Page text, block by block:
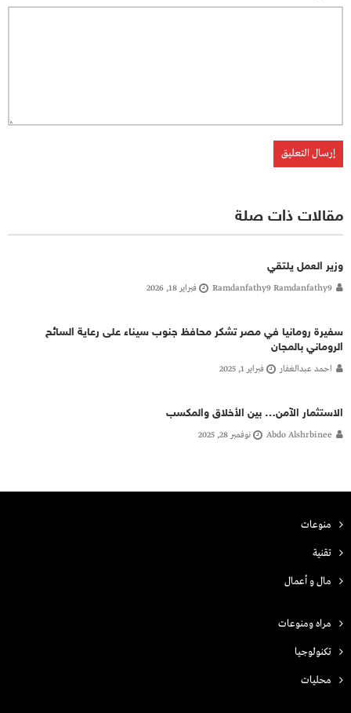
مقالات ذات صلة
وزير العمل يلتقي
Ramdanfathy9 Ramdanfathy9 فبراير 18, 2026
سفيرة رومانيا في مصر تشكر محافظ جنوب سيناء على رعاية السائح
الروماني بالمجان
احمد عبدالغفار فبراير 1, 2025
الاستثمار الآمن… بين الأخلاق والمكسب
Abdo Alshrbinee نوفمبر 28, 2025
منوعات
تقنية
مال و أعمال
مراه ومنوعات
تكنولوجيا
محليات